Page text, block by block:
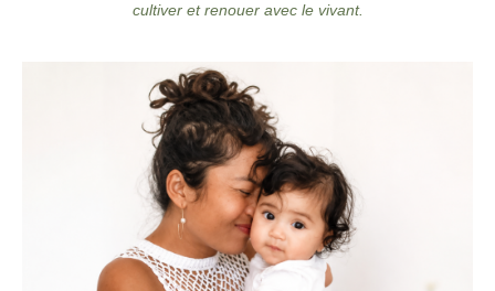
cultiver et renouer avec le vivant.